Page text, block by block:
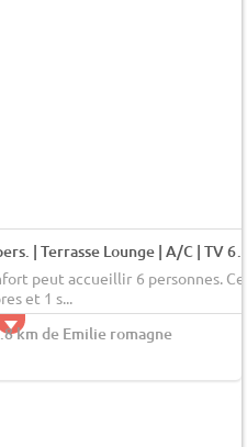
Mobil-home | Comfort | 3 Ch. | 6 pers.
peut accueillir 6 personnes.
et 1 s...
km de Emilie romagne